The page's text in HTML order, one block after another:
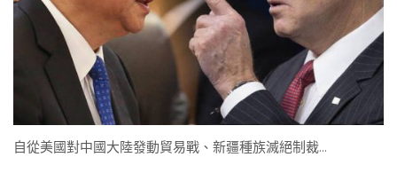
自從美國對中國大陸發動貿易戰、新疆種族滅絕制裁…